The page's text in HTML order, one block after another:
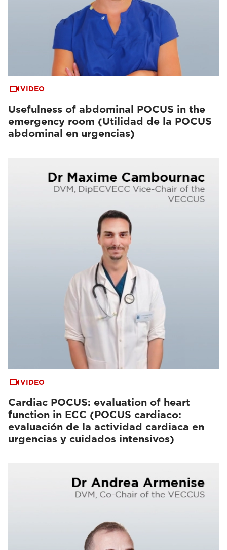
VIDEO
Usefulness of abdominal POCUS in the
emergency room (Utilidad de la POCUS
abdominal en urgencias)
VIDEO
Cardiac POCUS: evaluation of heart
function in ECC (POCUS cardiaco:
evaluación de la actividad cardiaca en
urgencias y cuidados intensivos)